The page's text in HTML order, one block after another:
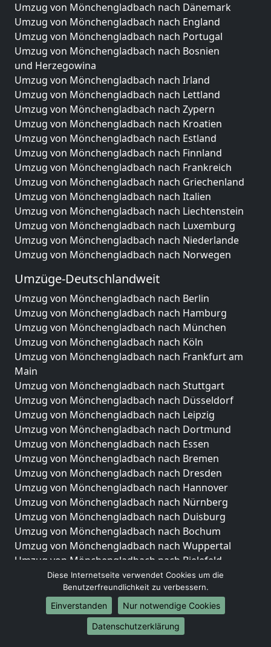
Umzug von Mönchengladbach nach Dänemark
Umzug von Mönchengladbach nach England
Umzug von Mönchengladbach nach Portugal
Umzug von Mönchengladbach nach Bosnien
und Herzegowina
Umzug von Mönchengladbach nach Irland
Umzug von Mönchengladbach nach Lettland
Umzug von Mönchengladbach nach Zypern
Umzug von Mönchengladbach nach Kroatien
Umzug von Mönchengladbach nach Estland
Umzug von Mönchengladbach nach Finnland
Umzug von Mönchengladbach nach Frankreich
Umzug von Mönchengladbach nach Griechenland
Umzug von Mönchengladbach nach Italien
Umzug von Mönchengladbach nach Liechtenstein
Umzug von Mönchengladbach nach Luxemburg
Umzug von Mönchengladbach nach Niederlande
Umzug von Mönchengladbach nach Norwegen
Umzüge-Deutschlandweit
Umzug von Mönchengladbach nach Berlin
Umzug von Mönchengladbach nach Hamburg
Umzug von Mönchengladbach nach München
Umzug von Mönchengladbach nach Köln
Umzug von Mönchengladbach nach Frankfurt am
Main
Umzug von Mönchengladbach nach Stuttgart
Umzug von Mönchengladbach nach Düsseldorf
Umzug von Mönchengladbach nach Leipzig
Umzug von Mönchengladbach nach Dortmund
Umzug von Mönchengladbach nach Essen
Umzug von Mönchengladbach nach Bremen
Umzug von Mönchengladbach nach Dresden
Umzug von Mönchengladbach nach Hannover
Umzug von Mönchengladbach nach Nürnberg
Umzug von Mönchengladbach nach Duisburg
Umzug von Mönchengladbach nach Bochum
Umzug von Mönchengladbach nach Wuppertal
Umzug von Mönchengladbach nach Bielefeld
Umzug von Mönchengladbach nach Bonn
Umzug von Mönchengladbach nach Münster
Internationale-Umzüge
Umzug von Mönchengladbach nach Brasilien
Diese Internetseite verwendet Cookies um die
Benutzerfreundlichkeit zu verbessern.
Einverstanden
Nur notwendige Cookies
Datenschutzerklärung